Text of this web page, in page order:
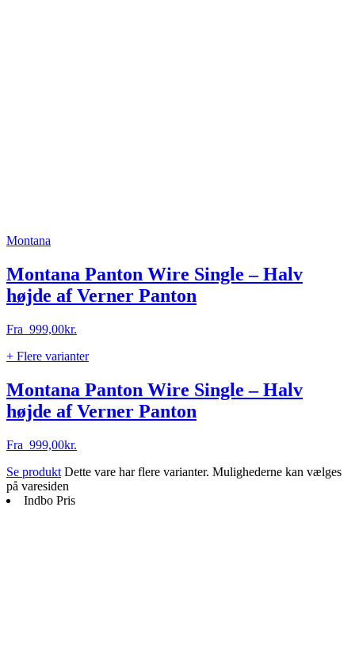
Montana
Montana Panton Wire Single – Halv
højde af Verner Panton
Fra 999,00kr.
+ Flere varianter
Montana Panton Wire Single – Halv
højde af Verner Panton
Fra 999,00kr.
Se produkt Dette vare har flere varianter. Mulighederne kan vælges
på varesiden
Indbo Pris